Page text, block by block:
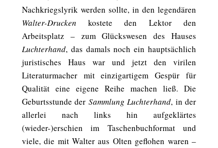
Nachkriegslyrik werden sollte, in den legendären
Walter-Drucken kostete den Lektor den
Arbeitsplatz – zum Glückswesen des Hauses
Luchterhand, das damals noch ein hauptsächlich
juristisches Haus war und jetzt den virilen
Literaturmacher mit einzigartigem Gespür für
Qualität eine eigene Reihe machen ließ. Die
Geburtsstunde der Sammlung Luchterhand, in der
allerlei nach links hin aufgeklärtes
(wieder-)erschien im Taschenbuchformat und
viele, die mit Walter aus Olten geflohen waren –